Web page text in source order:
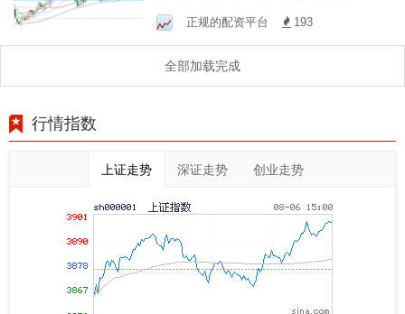
报，投资者需谨慎把握机会
正规的配资平台 193
全部加载完成
行情指数
上证走势 深证走势 创业走势